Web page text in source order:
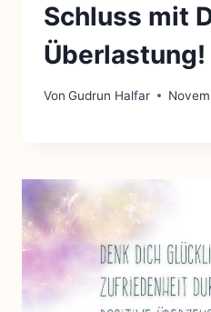
Schluss mit
Überlastung!
Von Gudrun Halfar